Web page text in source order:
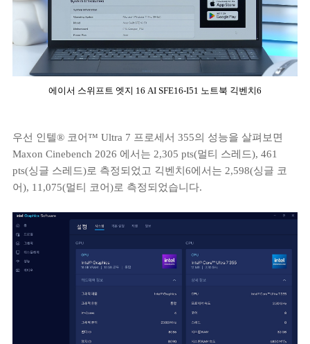
에이서 스위프트 엣지 16 AI SFE16-I51 노트북 긱벤치6
우선 인텔® 코어™ Ultra 7 프로세서 355의 성능을 살펴보면
Maxon Cinebench 2026 에서는 2,305 pts(멀티 스레드), 461
pts(싱글 스레드)로 측정되었고 긱벤치6에서는 2,598(싱글 코
어), 11,075(멀티 코어)로 측정되었습니다.